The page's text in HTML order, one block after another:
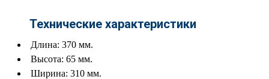
Технические характеристики
Длина: 370 мм.
Высота: 65 мм.
Ширина: 310 мм.